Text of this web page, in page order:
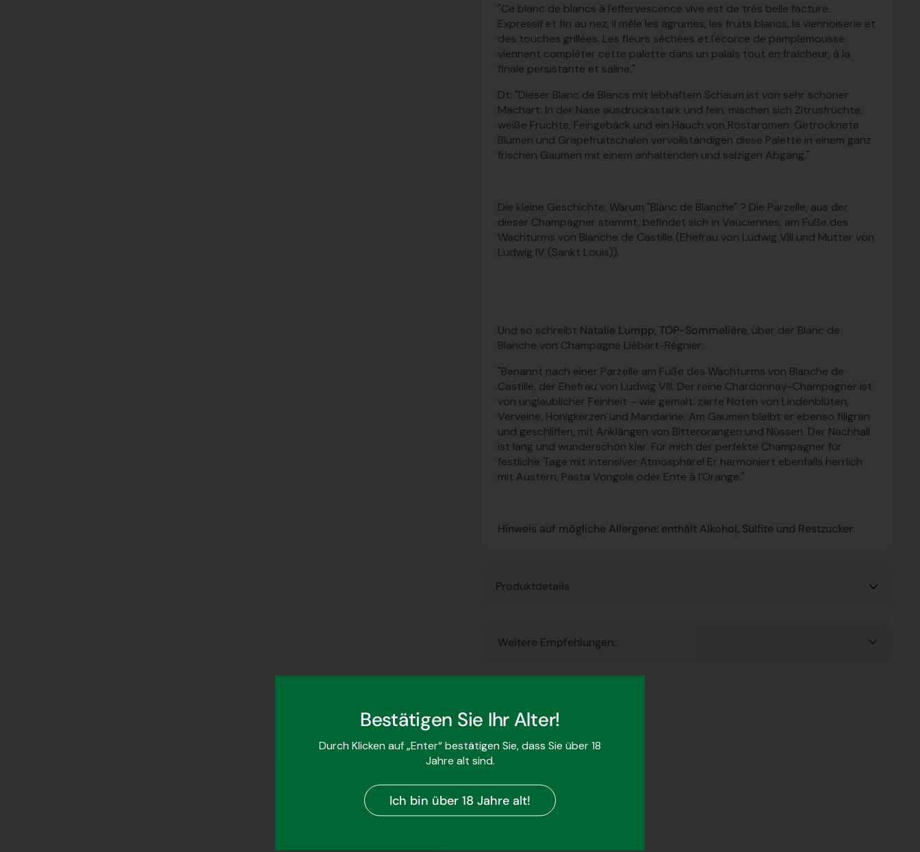
"Ce blanc de blancs à l'effervescence vive est de très belle facture.
Expressif et fin au nez, il mêle les agrumes, les fruits blancs, la viennoiserie et
des touches grillées. Les fleurs séchées et l'écorce de pamplemousse
viennent compléter cette palette dans un palais tout en fraîcheur, à la
finale persistante et saline."
Dt: "Dieser Blanc de Blancs mit lebhaftem Schaum ist von sehr schöner
Machart. In der Nase ausdrucksstark und fein, mischen sich Zitrusfrüchte,
weiße Früchte, Feingebäck und ein Hauch von Röstaromen. Getrocknete
Blumen und Grapefruitschalen vervollständigen diese Palette in einem ganz
frischen Gaumen mit einem anhaltenden und salzigen Abgang."
Die kleine Geschichte: Warum "Blanc de Blanche" ? Die Parzelle, aus der
dieser Champagner stammt, befindet sich in Vauciennes, am Fuße des
Wachturms von Blanche de Castille (Ehefrau von Ludwig VIII und Mutter von
Ludwig IV (Sankt Louis)).
Und so schreibt Natalie Lumpp, TOP-Sommelière, über der Blanc de
Blanche von Champagne Liébart-Régnier:
"Benannt nach einer Parzelle am Fuße des Wachturms von Blanche de
Castille, der Ehefrau von Ludwig VIII. Der reine Chardonnay-Champagner ist
von unglaublicher Feinheit – wie gemalt: zarte Noten von Lindenblüten,
Verveine, Honigkerzen und Mandarine. Am Gaumen bleibt er ebenso filigran
und geschliffen, mit Anklängen von Bitterorangen und Nüssen. Der Nachhall
ist lang und wunderschön klar. Für mich der perfekte Champagner für
festliche Tage mit intensiver Atmosphäre! Er harmoniert ebenfalls herrlich
mit Austern, Pasta Vongole oder Ente à l’Orange."
Hinweis auf mögliche Allergene: enthält Alkohol, Sulfite und Restzucker
Produktdetails
Weitere Empfehlungen:
Mehr über den Winzer
Bestätigen Sie Ihr Alter!
Durch Klicken auf „Enter“ bestätigen Sie, dass Sie über 18
Jahre alt sind.
Ich bin über 18 Jahre alt!